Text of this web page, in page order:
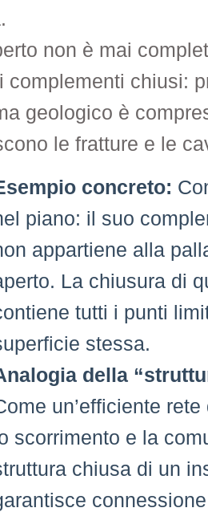
non è mai
complementi chiusi:
geologico è
le fratture e le
concreto:
piano: il suo
appartiene alla
La chiusura di
tutti i punti
stessa.
della
un’efficiente
scorrimento e la
chiusa di un